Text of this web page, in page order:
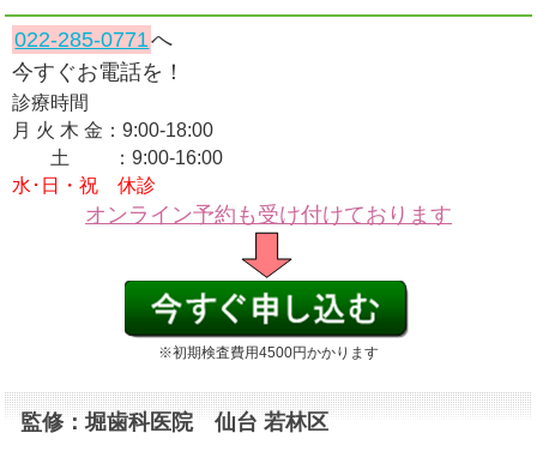
022-285-0771へ
今すぐお電話を！
診療時間
月 火 木 金：9:00-18:00
土 ：9:00-16:00
水･日・祝 休診
オンライン予約も受け付けております
※初期検査費用4500円かかります
監修：堀歯科医院 仙台 若林区